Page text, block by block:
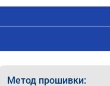
Метод прошивки: